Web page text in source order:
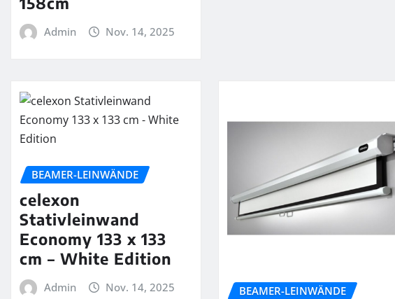
Admin Nov. 14, 2025
BEAMER-LEINWÄNDE
celexon
Stativleinwand
Economy 133 x 133
cm – White Edition
Admin Nov. 14, 2025 BEAMER-LEINWÄNDE